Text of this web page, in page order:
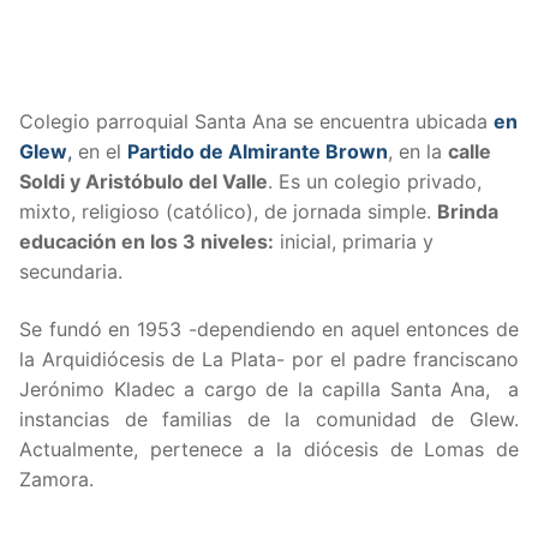
Colegio parroquial Santa Ana se encuentra ubicada en
Glew, en el Partido de Almirante Brown, en la calle
Soldi y Aristóbulo del Valle. Es un colegio privado,
mixto, religioso (católico), de jornada simple. Brinda
educación en los 3 niveles: inicial, primaria y
secundaria.
Se fundó en 1953 -dependiendo en aquel entonces de
la Arquidiócesis de La Plata- por el padre franciscano
Jerónimo Kladec a cargo de la capilla Santa Ana, a
instancias de familias de la comunidad de Glew.
Actualmente, pertenece a la diócesis de Lomas de
Zamora.